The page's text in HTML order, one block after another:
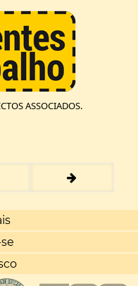
ASSOCIADOS.